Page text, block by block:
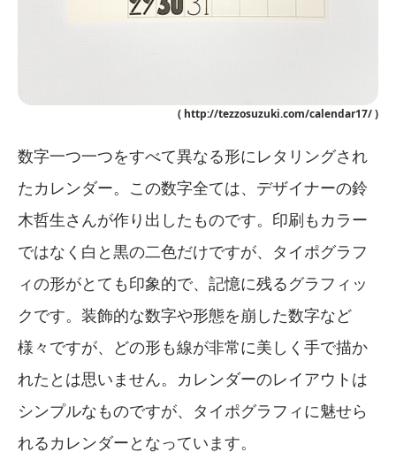
( http://tezzosuzuki.com/calendar17/ )
数字一つ一つをすべて異なる形にレタリングされ
たカレンダー。この数字全ては、デザイナーの鈴
木哲生さんが作り出したものです。印刷もカラー
ではなく白と黒の二色だけですが、タイポグラフ
ィの形がとても印象的で、記憶に残るグラフィッ
クです。装飾的な数字や形態を崩した数字など
様々ですが、どの形も線が非常に美しく手で描か
れたとは思いません。カレンダーのレイアウトは
シンプルなものですが、タイポグラフィに魅せら
れるカレンダーとなっています。